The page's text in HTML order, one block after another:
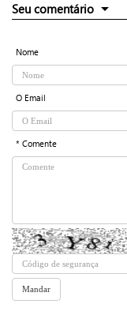
Seu comentário
Nome
O Email
* Comente